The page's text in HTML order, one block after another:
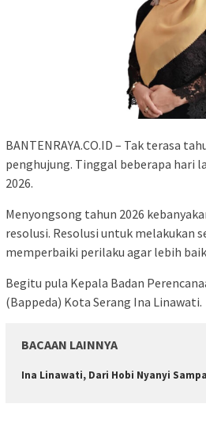
BANTENRAYA.CO.ID – Tak terasa
penghujung. Tinggal beberapa hari
2026.
Menyongsong tahun 2026
resolusi. Resolusi untuk melakukan
memperbaiki perilaku agar lebih
Begitu pula Kepala Badan
(Bappeda) Kota Serang Ina Linawati.
BACAAN LAINNYA
Ina Linawati, Dari Hobi Nyanyi